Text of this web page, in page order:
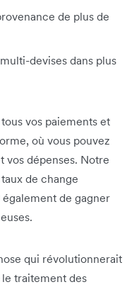
de plus de
devises dans plus
vos paiements et
où vous pouvez
vos dépenses. Notre
de change
de gagner
qui révolutionnerait
traitement des